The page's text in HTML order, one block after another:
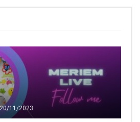
20/11/2023